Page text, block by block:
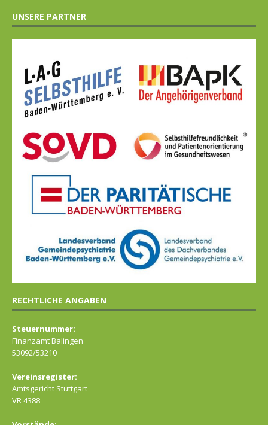
UNSERE PARTNER
RECHTLICHE ANGABEN
Steuernummer:
Finanzamt Balingen
53092/53210
Vereinsregister:
Amtsgericht Stuttgart
VR 4388